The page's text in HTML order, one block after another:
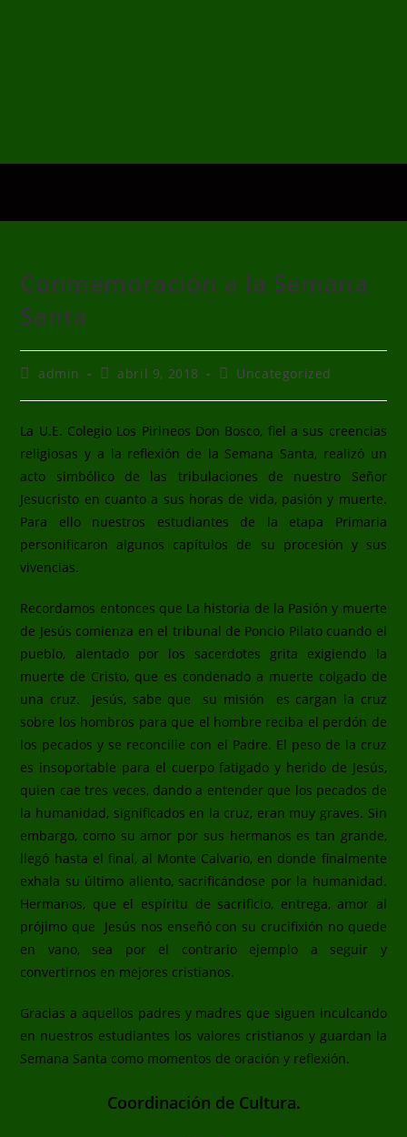
Conmemoración a la Semana
Santa
admin abril 9, 2018 Uncategorized
La U.E. Colegio Los Pirineos Don Bosco, fiel a sus creencias
religiosas y a la reflexión de la Semana Santa, realizó un
acto simbólico de las tribulaciones de nuestro Señor
Jesucristo en cuanto a sus horas de vida, pasión y muerte.
Para ello nuestros estudiantes de la etapa Primaria
personificaron algunos capítulos de su procesión y sus
vivencias.
Recordamos entonces que La historia de la Pasión y muerte
de Jesús comienza en el tribunal de Poncio Pilato cuando el
pueblo, alentado por los sacerdotes grita exigiendo la
muerte de Cristo, que es condenado a muerte colgado de
una cruz. Jesús, sabe que su misión es cargan la cruz
sobre los hombros para que el hombre reciba el perdón de
los pecados y se reconcilie con el Padre. El peso de la cruz
es insoportable para el cuerpo fatigado y herido de Jesús,
quien cae tres veces, dando a entender que los pecados de
la humanidad, significados en la cruz, eran muy graves. Sin
embargo, como su amor por sus hermanos es tan grande,
llegó hasta el final, al Monte Calvario, en donde finalmente
exhala su último aliento, sacrificándose por la humanidad.
Hermanos, que el espíritu de sacrificio, entrega, amor al
prójimo que Jesús nos enseñó con su crucifixión no quede
en vano, sea por el contrario ejemplo a seguir y
convertirnos en mejores cristianos.
Gracias a aquellos padres y madres que siguen inculcando
en nuestros estudiantes los valores cristianos y guardan la
Semana Santa como momentos de oración y reflexión.
Coordinación de Cultura.